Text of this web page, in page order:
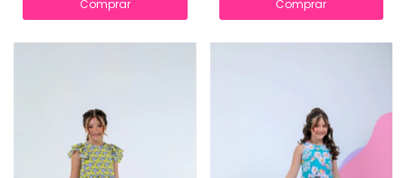
Comprar Comprar